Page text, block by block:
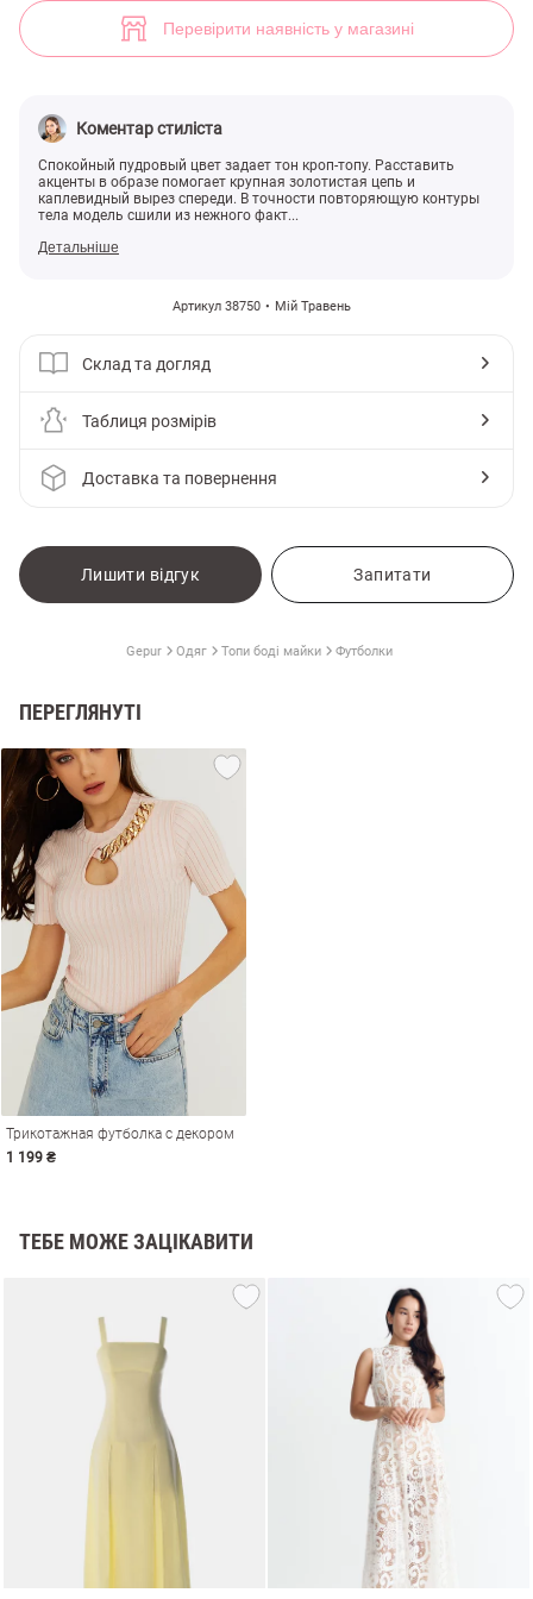
Перевірити наявність у магазині
Коментар стиліста
Спокойный пудровый цвет задает тон кроп-топу. Расставить
акценты в образе помогает крупная золотистая цепь и
каплевидный вырез спереди. В точности повторяющую контуры
тела модель сшили из нежного факт...
Детальніше
Артикул 38750 Мій Травень
Склад та догляд
Таблиця розмірів
Доставка та повернення
Лишити відгук Запитати
Gepur Одяг Топи боді майки Футболки
ПЕРЕГЛЯНУТІ
Трикотажная футболка с декором
1 199 ₴
ТЕБЕ МОЖЕ ЗАЦІКАВИТИ
Трикотажная футболка с декором (арт. 38750) ♡ інтернет-магазин